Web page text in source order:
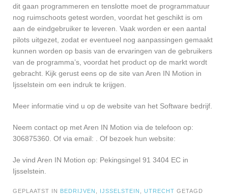
dit gaan programmeren en tenslotte moet de programmatuur
nog ruimschoots getest worden, voordat het geschikt is om
aan de eindgebruiker te leveren. Vaak worden er een aantal
pilots uitgezet, zodat er eventueel nog aanpassingen gemaakt
kunnen worden op basis van de ervaringen van de gebruikers
van de programma’s, voordat het product op de markt wordt
gebracht. Kijk gerust eens op de site van Aren IN Motion in
Ijsselstein om een indruk te krijgen.
Meer informatie vind u op de website van het Software bedrijf.
Neem contact op met Aren IN Motion via de telefoon op:
306875360. Of via email:
. Of bezoek hun website:
Je vind Aren IN Motion op: Pekingsingel 91 3404 EC in
Ijsselstein.
GEPLAATST IN BEDRIJVEN IJSSELSTEIN UTRECHT GETAGD